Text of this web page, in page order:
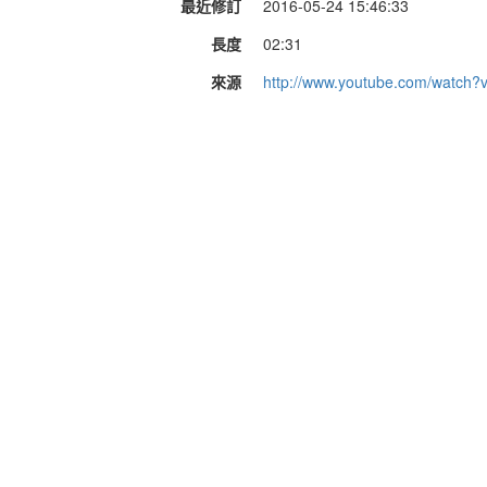
最近修訂
2016-05-24 15:46:33
長度
02:31
來源
http://www.youtube.com/